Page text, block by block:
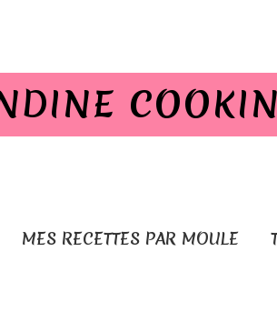
MES RECETTES PAR MOULE